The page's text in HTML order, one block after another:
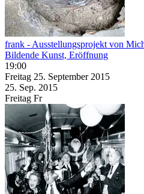
frank - Ausstellungsprojekt von
Bildende Kunst, Eröffnung
19:00
Freitag 25. September 2015
25. Sep. 2015
Freitag Fr